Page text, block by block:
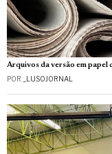
Arquivos da versão em papel
POR _LUSOJORNAL